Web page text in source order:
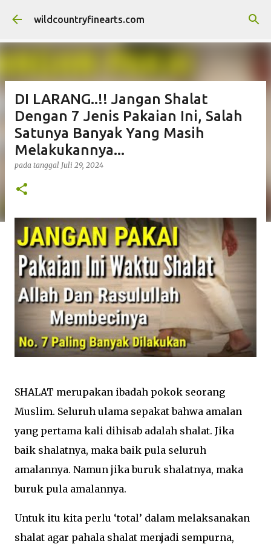
Langsung ke konten utama
wildcountryfinearts.com
DI LARANG..!! Jangan Shalat
Dengan 7 Jenis Pakaian Ini, Salah
Satunya Banyak Yang Masih
Melakukannya...
pada tanggal Juli 29, 2024
SHALAT merupakan ibadah pokok seorang
Muslim. Seluruh ulama sepakat bahwa amalan
yang pertama kali dihisab adalah shalat. Jika
baik shalatnya, maka baik pula seluruh
amalannya. Namun jika buruk shalatnya, maka
buruk pula amalannya.
Untuk itu kita perlu ‘total’ dalam melaksanakan
shalat agar pahala shalat menjadi sempurna,